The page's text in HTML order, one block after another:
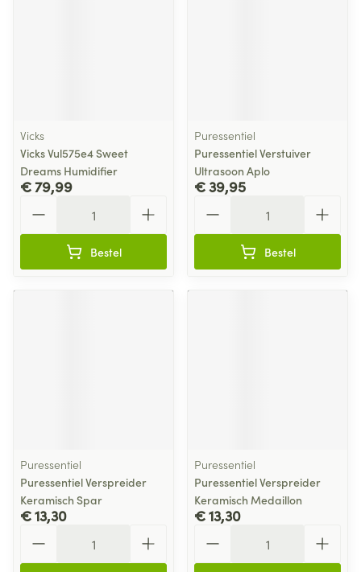
Vicks
Vicks Vul575e4 Sweet
Dreams Humidifier
€ 79,99
Bestel
Puressentiel
Puressentiel Verstuiver
Ultrasoon Aplo
€ 39,95
Bestel
Puressentiel
Puressentiel Verspreider
Keramisch Spar
€ 13,30
Puressentiel
Puressentiel Verspreider
Keramisch Medaillon
€ 13,30